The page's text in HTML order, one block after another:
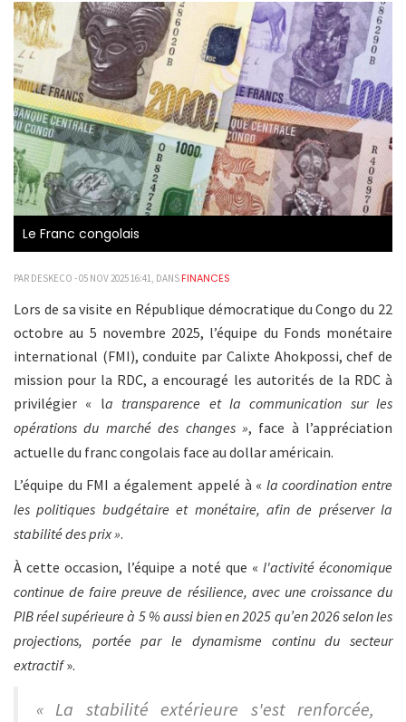
Le Franc congolais
PAR DESKECO - 05 NOV 2025 16:41, DANS FINANCES
Lors de sa visite en République démocratique du Congo du 22
octobre au 5 novembre 2025, l’équipe du Fonds monétaire
international (FMI), conduite par Calixte Ahokpossi, chef de
mission pour la RDC, a encouragé les autorités de la RDC à
privilégier « la transparence et la communication sur les
opérations du marché des changes », face à l’appréciation
actuelle du franc congolais face au dollar américain.
L’équipe du FMI a également appelé à « la coordination entre
les politiques budgétaire et monétaire, afin de préserver la
stabilité des prix ».
À cette occasion, l’équipe a noté que « l'activité économique
continue de faire preuve de résilience, avec une croissance du
PIB réel supérieure à 5 % aussi bien en 2025 qu’en 2026 selon les
projections, portée par le dynamisme continu du secteur
extractif».
« La stabilité extérieure s'est renforcée,